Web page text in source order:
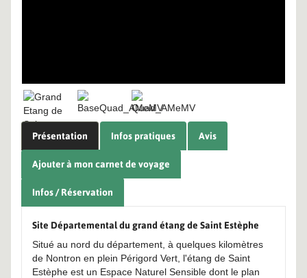
Présentation Infos pratiques Avis
Ajouter à mon carnet de voyage
Infos / Réservation
Site Départemental du grand étang de Saint Estèphe
Situé au nord du département, à quelques kilomètres
de Nontron en plein Périgord Vert, l'étang de Saint
Estèphe est un Espace Naturel Sensible dont le plan